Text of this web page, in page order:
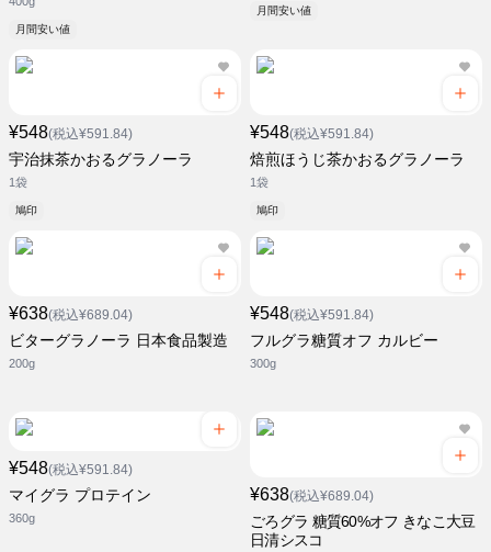
月間安い値
月間安い値
¥548(税込¥591.84)
宇治抹茶かおるグラノーラ
1袋
鳩印
¥548(税込¥591.84)
焙煎ほうじ茶かおるグラノーラ
1袋
鳩印
¥638(税込¥689.04)
ビターグラノーラ 日本食品製造
200g
¥548(税込¥591.84)
フルグラ糖質オフ カルビー
300g
¥548(税込¥591.84)
マイグラ プロテイン
360g
¥638(税込¥689.04)
ごろグラ 糖質60%オフ きなこ大豆
日清シスコ